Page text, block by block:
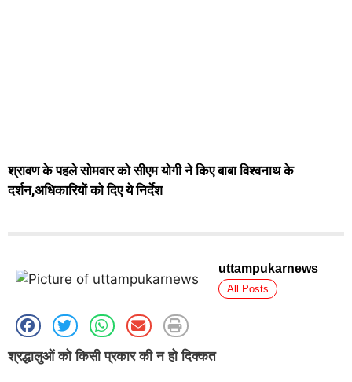
श्रावण के पहले सोमवार को सीएम योगी ने किए बाबा विश्वनाथ के
दर्शन,अधिकारियों को दिए ये निर्देश
uttampukarnews
All Posts
श्रद्धालुओं को किसी प्रकार की न हो दिक्कत